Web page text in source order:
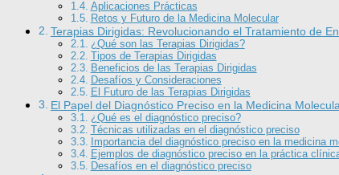
Aplicaciones Prácticas
Retos y Futuro de la Medicina Molecular
Terapias Dirigidas: Revolucionando el Tratamiento de
¿Qué son las Terapias Dirigidas?
Tipos de Terapias Dirigidas
Beneficios de las Terapias Dirigidas
Desafíos y Consideraciones
El Futuro de las Terapias Dirigidas
El Papel del Diagnóstico Preciso en la Medicina
¿Qué es el diagnóstico preciso?
Técnicas utilizadas en el diagnóstico preciso
Importancia del diagnóstico preciso en la medicina
Ejemplos de diagnóstico preciso en la práctica
Desafíos en el diagnóstico preciso